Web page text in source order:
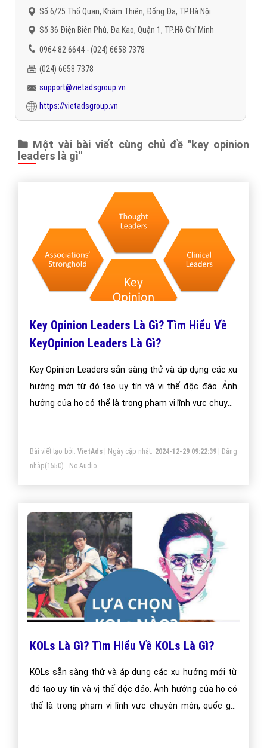
Số 6/25 Thổ Quan, Khâm Thiên, Đống Đa, TP.Hà Nội
Số 36 Điện Biên Phủ, Đa Kao, Quận 1, TP.Hồ Chí Minh
0964 82 6644 - (024) 6658 7378
(024) 6658 7378
support@vietadsgroup.vn
https://vietadsgroup.vn
Một vài bài viết cùng chủ đề "key opinion
leaders là gì"
Key Opinion Leaders Là Gì? Tìm Hiểu Về
KeyOpinion Leaders Là Gì?
Key Opinion Leaders sẵn sàng thử và áp dụng các xu
hướng mới từ đó tạo uy tín và vị thế độc đáo. Ảnh
hưởng của họ có thể là trong phạm vi lĩnh vực chuyên
chiến dịch Marketing.
Bài viết tạo bởi: VietAds| Ngày cập nhật: 2024-12-29 09:22:39|Đăng
nhập(1550) - No Audio
KOLs Là Gì? Tìm Hiểu Về KOLs Là Gì?
KOLs sẵn sàng thử và áp dụng các xu hướng mới từ
đó tạo uy tín và vị thế độc đáo. Ảnh hưởng của họ có
thể là trong phạm vi lĩnh vực chuyên môn, quốc gia